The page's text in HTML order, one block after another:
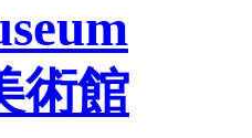
術館